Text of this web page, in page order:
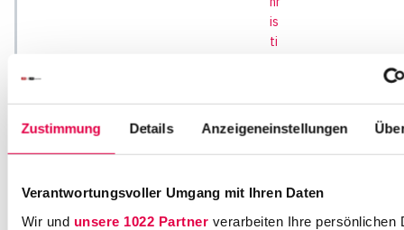
Zustimmung Details Anzeigeneinstellungen
Verantwortungsvoller Umgang mit Ihren Daten
Wir und unsere 1022 Partnerverarbeiten Ihre persönlichen
is
ti
m
o
ei
@
h